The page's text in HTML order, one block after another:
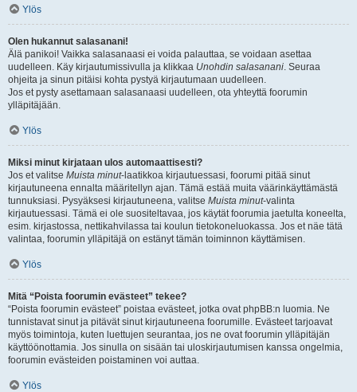
Ylös
Olen hukannut salasanani!
Älä panikoi! Vaikka salasanaasi ei voida palauttaa, se voidaan asettaa
uudelleen. Käy kirjautumissivulla ja klikkaa Unohdin salasanani. Seuraa
ohjeita ja sinun pitäisi kohta pystyä kirjautumaan uudelleen.
Jos et pysty asettamaan salasanaasi uudelleen, ota yhteyttä foorumin
ylläpitäjään.
Ylös
Miksi minut kirjataan ulos automaattisesti?
Jos et valitse Muista minut-laatikkoa kirjautuessasi, foorumi pitää sinut
kirjautuneena ennalta määritellyn ajan. Tämä estää muita väärinkäyttämästä
tunnuksiasi. Pysyäksesi kirjautuneena, valitse Muista minut-valinta
kirjautuessasi. Tämä ei ole suositeltavaa, jos käytät foorumia jaetulta koneelta,
esim. kirjastossa, nettikahvilassa tai koulun tietokoneluokassa. Jos et näe tätä
valintaa, foorumin ylläpitäjä on estänyt tämän toiminnon käyttämisen.
Ylös
Mitä “Poista foorumin evästeet” tekee?
“Poista foorumin evästeet” poistaa evästeet, jotka ovat phpBB:n luomia. Ne
tunnistavat sinut ja pitävät sinut kirjautuneena foorumille. Evästeet tarjoavat
myös toimintoja, kuten luettujen seurantaa, jos ne ovat foorumin ylläpitäjän
käyttöönottamia. Jos sinulla on sisään tai uloskirjautumisen kanssa ongelmia,
foorumin evästeiden poistaminen voi auttaa.
Ylös